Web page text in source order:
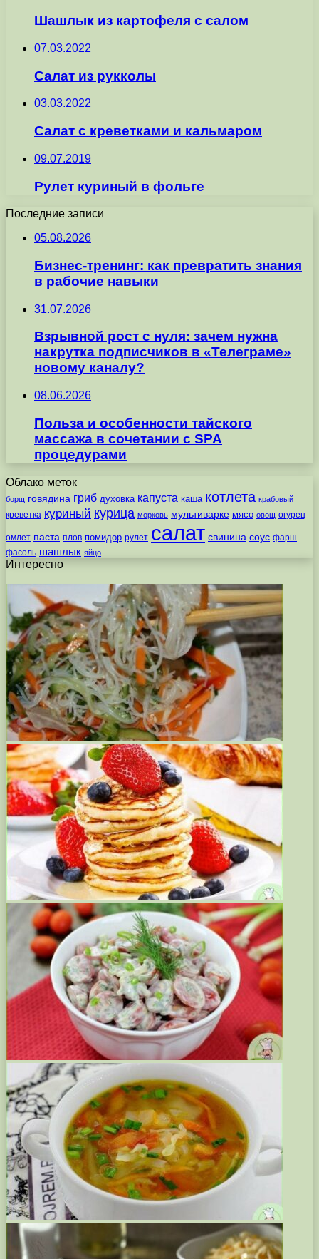
Шашлык из картофеля с салом
07.03.2022
Салат из рукколы
03.03.2022
Салат с креветками и кальмаром
09.07.2019
Рулет куриный в фольге
Последние записи
05.08.2026
Бизнес-тренинг: как превратить знания
в рабочие навыки
31.07.2026
Взрывной рост с нуля: зачем нужна
накрутка подписчиков в «Телеграме»
новому каналу?
08.06.2026
Польза и особенности тайского
массажа в сочетании с SPA
процедурами
Облако меток
борщ говядина гриб духовка капуста каша котлета крабовый
креветка куриный курица морковь мультиварке мясо овощ огурец
омлет паста плов помидор рулет салат свинина соус фарш
фасоль шашлык яйцо
Интересно